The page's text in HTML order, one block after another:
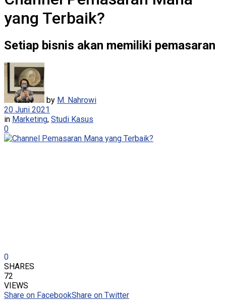
yang Terbaik?
Setiap bisnis akan memiliki pemasaran
by M. Nahrowi
20 Juni 2021
in Marketing, Studi Kasus
0
0
SHARES
72
VIEWS
Share on FacebookShare on Twitter